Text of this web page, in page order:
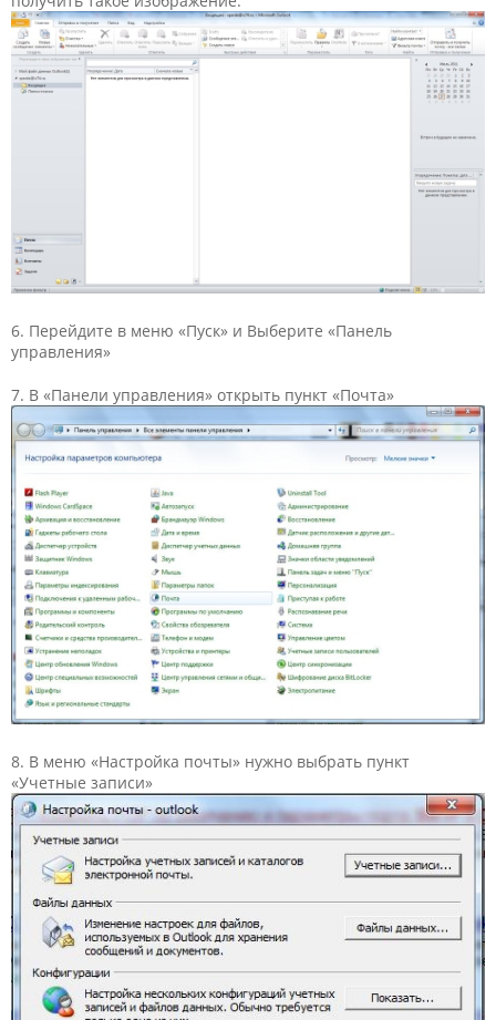
6. Перейдите в меню «Пуск» и Выберите «Панель
управления»
7. В «Панели управления» открыть пункт «Почта»
8. В меню «Настройка почты» нужно выбрать пункт
«Учетные записи»